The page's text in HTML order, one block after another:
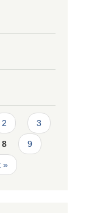
2 3
8 9
»